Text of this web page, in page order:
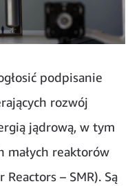
podpisanie
rozwój
jądrową, w tym
małych reaktorów
– SMR). Są